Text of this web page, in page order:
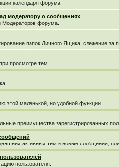
календаря форума.
модератору о сообщениях
Модераторов форума.
папок Личного Ящика, слежение
просмотре тем.
этой маленькой, но удобной функции.
преимущества зарегистрированных
активных тем и новые сообщения,
пользователя.